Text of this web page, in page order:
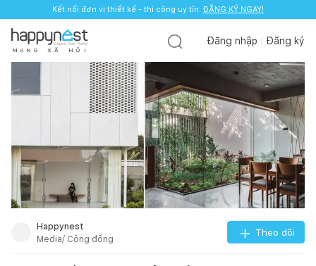
Kết nối đơn vị thiết kế - thi công uy tín. ĐĂNG KÝ NGAY!
M Ạ N G X Ã H Ộ I
Đăng nhập Đăng ký
Happynest
Media/ Cộng đồng
Theo dõi